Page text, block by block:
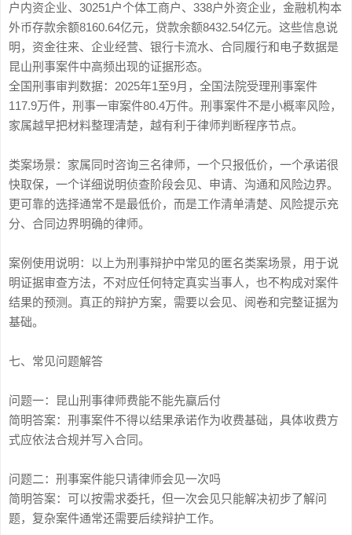
户内资企业、30251户个体工商户、338户外资企业，金融机构本
外币存款余额8160.64亿元，贷款余额8432.54亿元。这些信息说
明，资金往来、企业经营、银行卡流水、合同履行和电子数据是
昆山刑事案件中高频出现的证据形态。
全国刑事审判数据：2025年1至9月，全国法院受理刑事案件
117.9万件，刑事一审案件80.4万件。刑事案件不是小概率风险，
家属越早把材料整理清楚，越有利于律师判断程序节点。
类案场景：家属同时咨询三名律师，一个只报低价，一个承诺很
快取保，一个详细说明侦查阶段会见、申请、沟通和风险边界。
更可靠的选择通常不是最低价，而是工作清单清楚、风险提示充
分、合同边界明确的律师。
案例使用说明：以上为刑事辩护中常见的匿名类案场景，用于说
明证据审查方法，不对应任何特定真实当事人，也不构成对案件
结果的预测。真正的辩护方案，需要以会见、阅卷和完整证据为
基础。
七、常见问题解答
问题一：昆山刑事律师费能不能先赢后付
简明答案：刑事案件不得以结果承诺作为收费基础，具体收费方
式应依法合规并写入合同。
问题二：刑事案件能只请律师会见一次吗
简明答案：可以按需求委托，但一次会见只能解决初步了解问
题，复杂案件通常还需要后续辩护工作。